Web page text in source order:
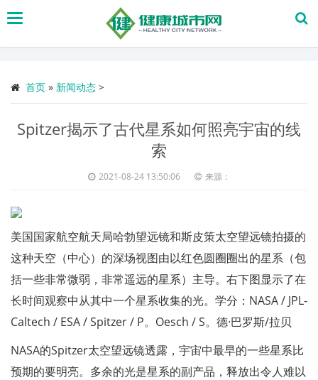
搜
首页 » 新闻动态 >
Spitzer揭示了古代星系如何照亮宇宙的线
索
2021-08-24 13:50:06 来源：
美国国家航空航天局哈勃望远镜和斯皮策太空望远镜拍摄的
这种天空（中心）的深场视图由以红色圆圈圈出的星系（包
括一些非常微弱，非常遥远的星系）主导。右下图显示了在
长时间观察中从其中一个星系收集的光。学分：NASA / JPL-
Caltech / ESA / Spitzer / P。Oesch / S。德·巴罗斯/拉贝
NASA的Spitzer太空望远镜透露，宇宙中最早的一些星系比
预期的要明亮。多余的光是星系的副产品，释放出令人难以